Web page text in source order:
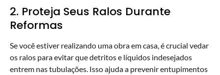
2. Proteja Seus Ralos Durante
Reformas
Se você estiver realizando uma obra em casa, é crucial vedar
os ralos para evitar que detritos e líquidos indesejados
entrem nas tubulações. Isso ajuda a prevenir entupimentos